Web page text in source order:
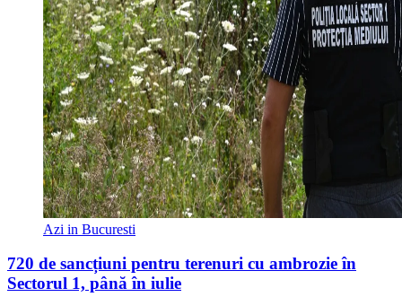
Azi in Bucuresti
720 de sancțiuni pentru terenuri cu ambrozie în
Sectorul 1, până în iulie